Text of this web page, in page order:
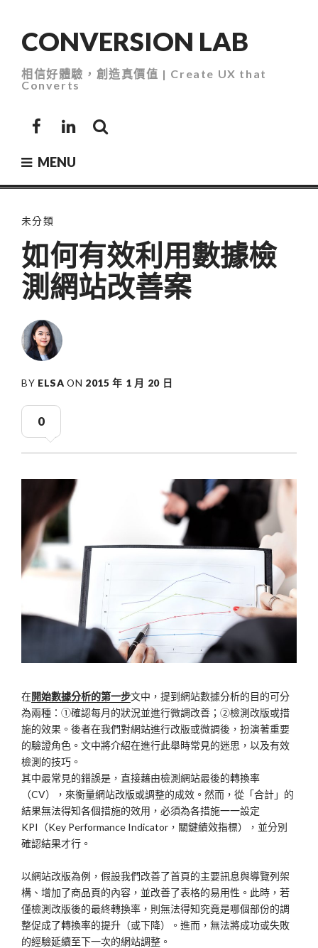
contentCONVERSION LAB
相信好體驗，創造真價值 | Create UX that
Converts
FacebookLinkedIn
MENU
未分類
如何有效利用數據檢
測網站改善案
BY ELSA ON 2015 年 1 月 20 日
0
在開始數據分析的第一步文中，提到網站數據分析的目的可分
為兩種：①確認每月的狀況並進行微調改善；②檢測改版或措
施的效果。後者在我們對網站進行改版或微調後，扮演著重要
的驗證角色。文中將介紹在進行此舉時常見的迷思，以及有效
檢測的技巧。
其中最常見的錯誤是，直接藉由檢測網站最後的轉換率
（CV），來衡量網站改版或調整的成效。然而，從「合計」的
結果無法得知各個措施的效用，必須為各措施一一設定
KPI（Key Performance Indicator，關鍵績效指標），並分別
確認結果才行。
以網站改版為例，假設我們改善了首頁的主要訊息與導覽列架
構、增加了商品頁的內容，並改善了表格的易用性。此時，若
僅檢測改版後的最終轉換率，則無法得知究竟是哪個部份的調
整促成了轉換率的提升（或下降）。進而，無法將成功或失敗
的經驗延續至下一次的網站調整。